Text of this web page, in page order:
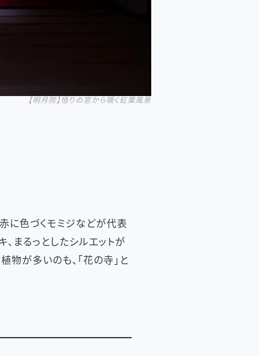
【明月院】悟りの窓から覗く紅葉風景
に色づくモミジなどが代表
、まるっとしたシルエットが
物が多いのも、「花の寺」と